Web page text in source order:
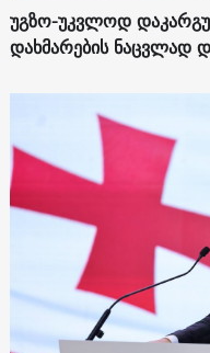
უგზო-უკვლოდ
დახმარების ნაცვლად